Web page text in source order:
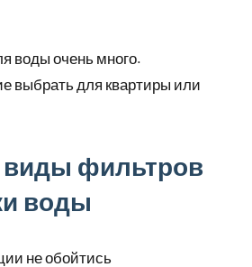
воды очень много.
выбрать для квартиры или
фильтров
воды
не обойтись